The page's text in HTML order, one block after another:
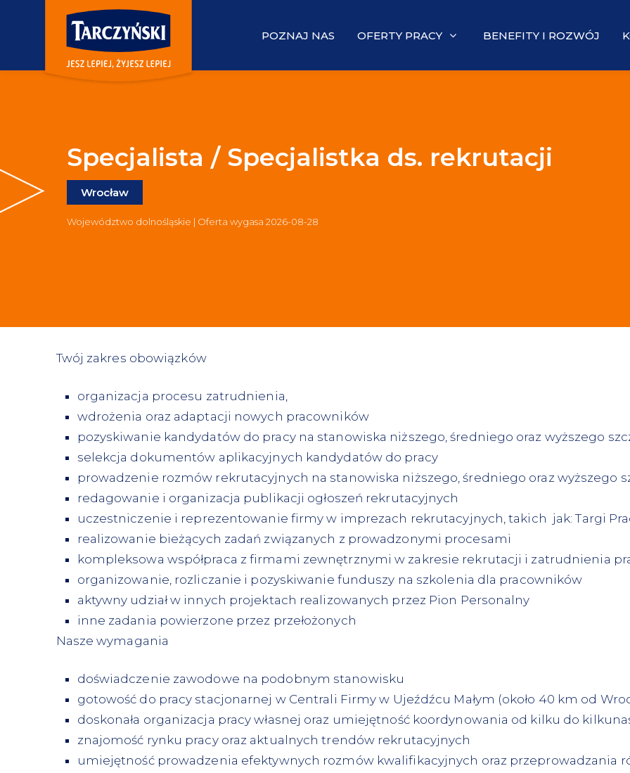
POZNAJ NAS OFERTY PRACY BENEFITY I ROZWÓJ
Specjalista / Specjalistka ds. rekrutacji
Wrocław
Województwo dolnośląskie | Oferta wygasa 2026-08-28
Twój zakres obowiązków
organizacja procesu zatrudnienia,
wdrożenia oraz adaptacji nowych pracowników
pozyskiwanie kandydatów do pracy na stanowiska niższego, średniego oraz wyższego
selekcja dokumentów aplikacyjnych kandydatów do pracy
prowadzenie rozmów rekrutacyjnych na stanowiska niższego, średniego oraz wyższego
redagowanie i organizacja publikacji ogłoszeń rekrutacyjnych
uczestniczenie i reprezentowanie firmy w imprezach rekrutacyjnych, takich jak: Targi
realizowanie bieżących zadań związanych z prowadzonymi procesami
kompleksowa współpraca z firmami zewnętrznymi w zakresie rekrutacji i zatrudnienia
organizowanie, rozliczanie i pozyskiwanie funduszy na szkolenia dla pracowników
aktywny udział w innych projektach realizowanych przez Pion Personalny
inne zadania powierzone przez przełożonych
Nasze wymagania
doświadczenie zawodowe na podobnym stanowisku
gotowość do pracy stacjonarnej w Centrali Firmy w Ujeźdźcu Małym (około 40 km od
doskonała organizacja pracy własnej oraz umiejętność koordynowania od kilku do
znajomość rynku pracy oraz aktualnych trendów rekrutacyjnych
umiejętność prowadzenia efektywnych rozmów kwalifikacyjnych oraz przeprowadzania